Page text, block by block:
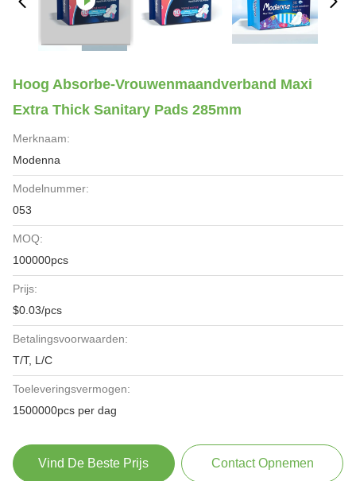
Hoog Absorbe-Vrouwenmaandverband Maxi
Extra Thick Sanitary Pads 285mm
Merknaam:
Modenna
Modelnummer:
053
MOQ:
100000pcs
Prijs:
$0.03/pcs
Betalingsvoorwaarden:
T/T, L/C
Toeleveringsvermogen:
1500000pcs per dag
Vind De Beste Prijs Contact Opnemen